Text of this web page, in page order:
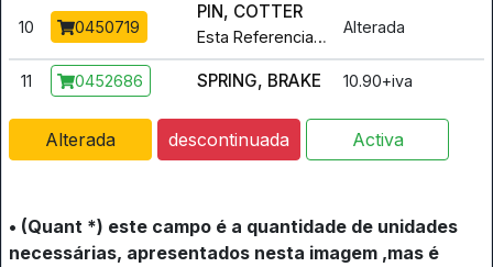
10 0450719
PIN, COTTER
Esta Referencia foi alterada para :
Alterada
11 0452686 SPRING, BRAKE 10.90+iva
Alterada descontinuada Activa
• (Quant *) este campo é a quantidade de unidades
necessárias, apresentados nesta imagem ,mas é